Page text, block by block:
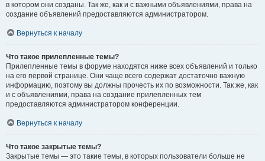
в котором они созданы. Так же, как и с важными объявлениями, права на
создание объявлений предоставляются администратором.
Вернуться к началу
Что такое прилепленные темы?
Прилепленные темы в форуме находятся ниже всех объявлений и только
на его первой странице. Они чаще всего содержат достаточно важную
информацию, поэтому вы должны прочесть их по возможности. Так же, как
и с объявлениями, права на создание прилепленных тем
предоставляются администратором конференции.
Вернуться к началу
Что такое закрытые темы?
Закрытые темы — это такие темы, в которых пользователи больше не